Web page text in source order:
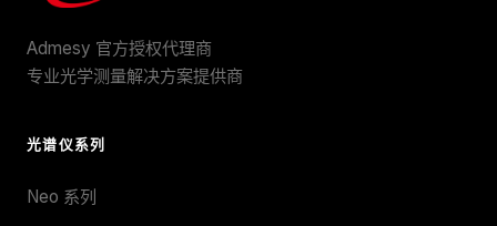
Admesy 官方授权代理商
专业光学测量解决方案提供商
光谱仪系列
Neo 系列